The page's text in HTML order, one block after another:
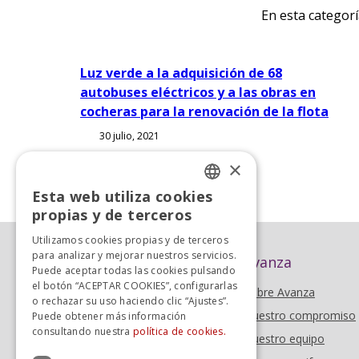
En esta
Luz verde a la adquisición de 68
autobuses eléctricos y a las obras en
cocheras para la renovación de la flota
30 julio, 2021
Avanza
Sobre Avanza
Nuestro compromiso
Nuestro equipo
SPANISH
×
Esta web utiliza cookies
propias y de terceros
Utilizamos cookies propias y de terceros
para analizar y mejorar nuestros servicios.
Puede aceptar todas las cookies pulsando
el botón “ACEPTAR COOKIES”, configurarlas
o rechazar su uso haciendo clic “Ajustes”.
Puede obtener más información
consultando nuestra política de cookies.